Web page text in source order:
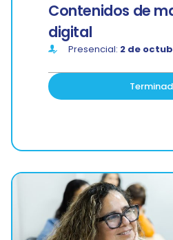
Contenidos de
digital
Presencial: 2 de